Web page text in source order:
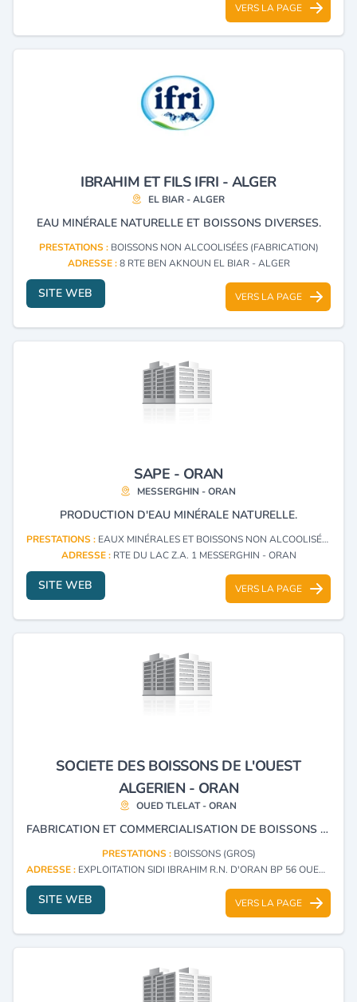
VERS LA PAGE
IBRAHIM ET FILS IFRI - ALGER
EL BIAR - ALGER
EAU MINÉRALE NATURELLE ET BOISSONS DIVERSES.
PRESTATIONS : BOISSONS NON ALCOOLISÉES (FABRICATION)
ADRESSE :8 RTE BEN AKNOUN EL BIAR - ALGER
SITE WEB VERS LA PAGE
SAPE - ORAN
MESSERGHIN - ORAN
PRODUCTION D'EAU MINÉRALE NATURELLE.
PRESTATIONS : EAUX MINÉRALES ET BOISSONS NON ALCOOLISÉES
ADRESSE : RTE DU LAC Z.A. 1 MESSERGHIN - ORAN
SITE WEB VERS LA PAGE
SOCIETE DES BOISSONS DE L'OUEST
ALGERIEN - ORAN
OUED TLELAT - ORAN
FABRICATION ET COMMERCIALISATION DE BOISSONS ALCOOLISÉES, NON ALCOOLISÉES ET LIMONADES.
PRESTATIONS : BOISSONS (GROS)
ADRESSE : EXPLOITATION SIDI IBRAHIM R.N. D'ORAN BP 56 OUED TLELAT - ORAN
SITE WEB VERS LA PAGE